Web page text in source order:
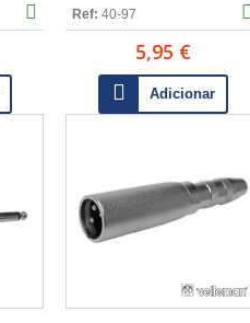
Ref: 40-97
5,95 €
Adicionar